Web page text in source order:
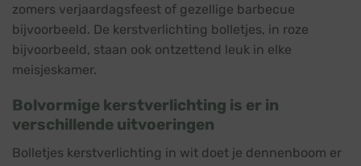
zomers verjaardagsfeest of gezellige barbecue
bijvoorbeeld. De kerstverlichting bolletjes, in roze
bijvoorbeeld, staan ook ontzettend leuk in elke
meisjeskamer.
Bolvormige kerstverlichting is er in
verschillende uitvoeringen
Bolletjes kerstverlichting in wit doet je dennenboom er